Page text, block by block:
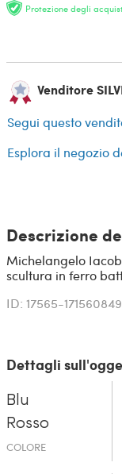
Protezione degli
Venditore
Segui questo
Esplora il negozio
Descrizione
Michelangelo
scultura in ferro
ID: 17565-
Dettagli
Blu
Rosso
COLORE